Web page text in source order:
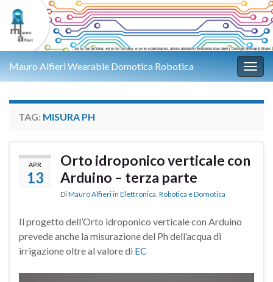
Mauro Alfieri Wearable Domotica Robotica
TAG: MISURA PH
APR
13
Orto idroponico verticale con
Arduino – terza parte
DiMauro Alfieri in Elettronica, Robotica e Domotica
Il progetto dell’Orto idroponico verticale con Arduino
prevede anche la misurazione del Ph dell’acqua di
irrigazione oltre al valore di EC